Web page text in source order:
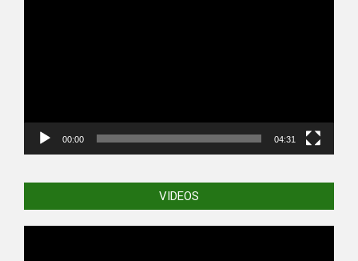
00:00 04:31
VIDEOS